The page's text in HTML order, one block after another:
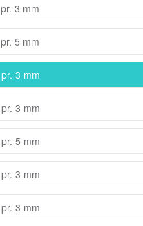
3 mm
5 mm
3 mm
3 mm
5 mm
3 mm
3 mm